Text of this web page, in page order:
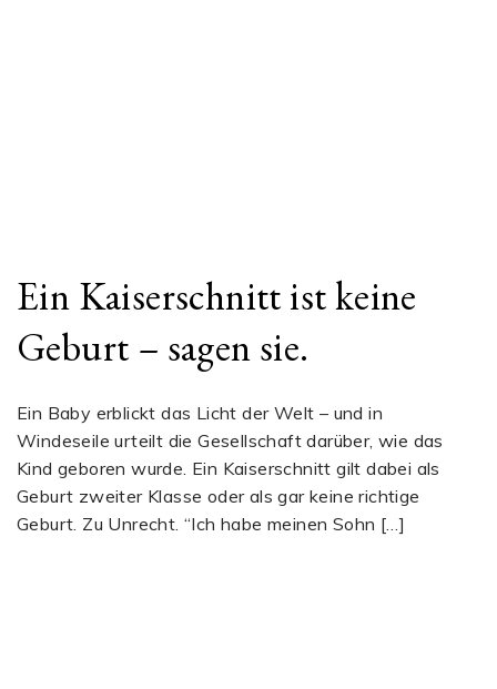
Ein Kaiserschnitt ist keine
Geburt – sagen sie.
Ein Baby erblickt das Licht der Welt – und in
Windeseile urteilt die Gesellschaft darüber, wie das
Kind geboren wurde. Ein Kaiserschnitt gilt dabei als
Geburt zweiter Klasse oder als gar keine richtige
Geburt. Zu Unrecht. “Ich habe meinen Sohn […]